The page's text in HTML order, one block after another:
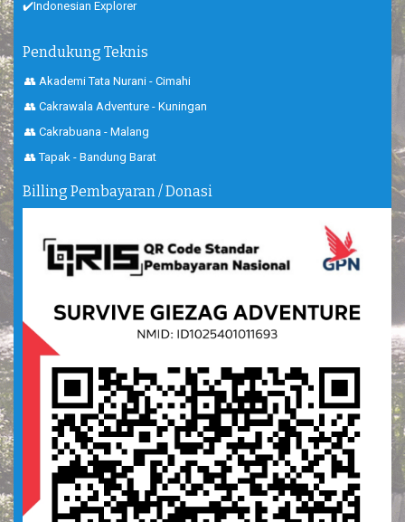
✔️Indonesian Explorer
Pendukung Teknis
👥 Akademi Tata Nurani - Cimahi
👥 Cakrawala Adventure - Kuningan
👥 Cakrabuana - Malang
👥 Tapak - Bandung Barat
Billing Pembayaran / Donasi